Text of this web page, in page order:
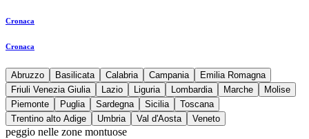
Cronaca
Cronaca
Abruzzo Basilicata Calabria Campania
Emilia Romagna
Friuli Venezia Giulia
Lazio Liguria Lombardia Marche
Molise
Piemonte
Puglia Sardegna Sicilia
Toscana
Trentino alto Adige
Umbria Val d'Aosta Veneto
peggio nelle zone montuose